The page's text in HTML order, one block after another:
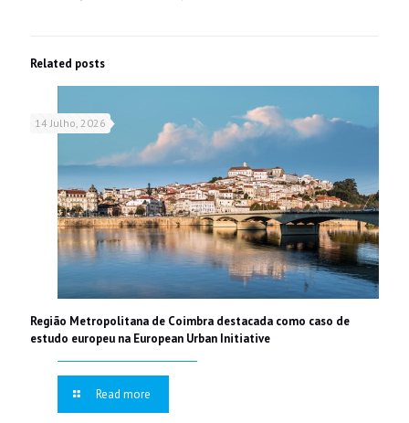
Related posts
14 Julho, 2026
Região Metropolitana de Coimbra destacada como caso de
estudo europeu na European Urban Initiative
Read more